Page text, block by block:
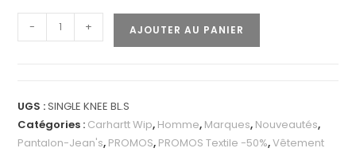
- + AJOUTER AU PANIER
UGS :SINGLE KNEE BL.S
Catégories : Carhartt Wip, Homme, Marques, Nouveautés,
Pantalon-Jean's, PROMOS, PROMOS Textile -50%,Vêtement